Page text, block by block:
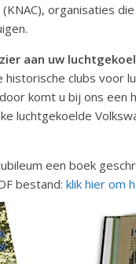
organisaties
aan uw
historische clubs voor
komt u bij ons een
luchtgekoelde
een boek
bestand: klik hier om